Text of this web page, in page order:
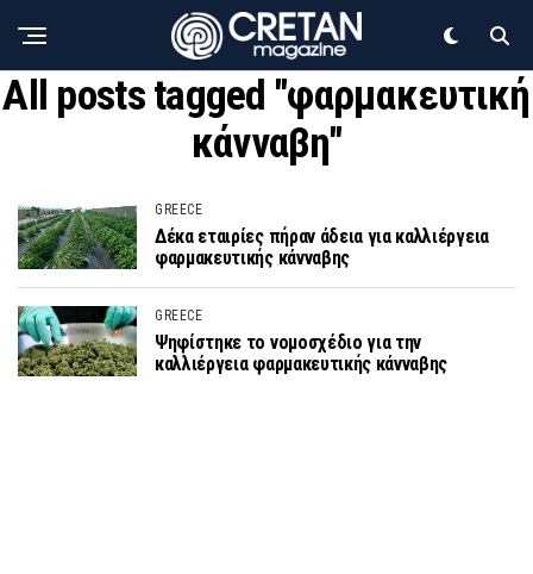
All posts tagged "φαρμακευτική
κάνναβη"
GREECE
Δέκα εταιρίες πήραν άδεια για καλλιέργεια
φαρμακευτικής κάνναβης
GREECE
Ψηφίστηκε το νομοσχέδιο για την
καλλιέργεια φαρμακευτικής κάνναβης